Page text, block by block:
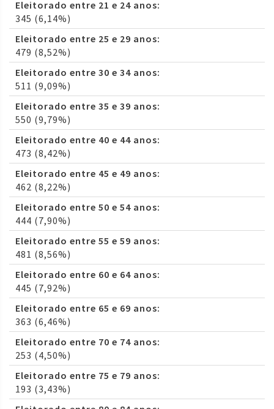
Eleitorado entre 21 e 24 anos:
345 (6,14%)
Eleitorado entre 25 e 29 anos:
479 (8,52%)
Eleitorado entre 30 e 34 anos:
511 (9,09%)
Eleitorado entre 35 e 39 anos:
550 (9,79%)
Eleitorado entre 40 e 44 anos:
473 (8,42%)
Eleitorado entre 45 e 49 anos:
462 (8,22%)
Eleitorado entre 50 e 54 anos:
444 (7,90%)
Eleitorado entre 55 e 59 anos:
481 (8,56%)
Eleitorado entre 60 e 64 anos:
445 (7,92%)
Eleitorado entre 65 e 69 anos:
363 (6,46%)
Eleitorado entre 70 e 74 anos:
253 (4,50%)
Eleitorado entre 75 e 79 anos:
193 (3,43%)